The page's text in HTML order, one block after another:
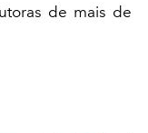
de mais de